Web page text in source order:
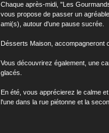
Chaque après-midi, "Les
vous propose de passer un
ami(s), autour d'une pause sucrée.
Désserts Maison, accompagneront
Vous découvrirez également, une
glacés.
En été, vous apprécierez le calme
l'une dans la rue piétonne et la